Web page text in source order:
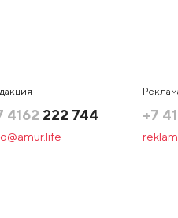
4162 222 744 +7